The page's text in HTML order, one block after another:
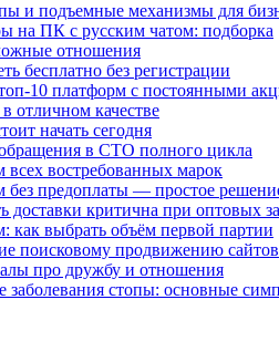
и подъемные механизмы для
на ПК с русским чатом: подборка
отношения
бесплатно без регистрации
10 платформ с постоянными
отличном качестве
начать сегодня
в СТО полного цикла
всех востребованных марок
без предоплаты — простое
доставки критична при оптовых
как выбрать объём первой партии
поисковому продвижению сайтов
про дружбу и отношения
заболевания стопы: основные